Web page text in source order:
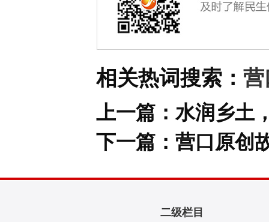
相关热词搜索： 营
上一篇： 水润乡土
下一篇： 营口原创
二级栏目